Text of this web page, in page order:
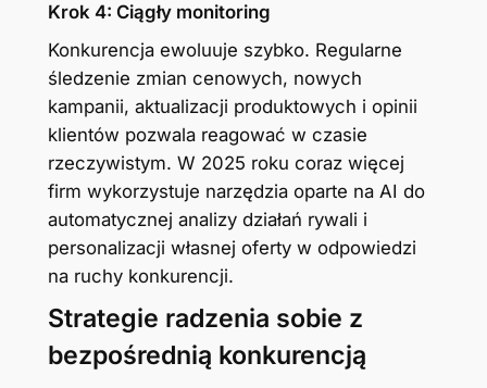
Krok 4: Ciągły monitoring
Konkurencja ewoluuje szybko. Regularne
śledzenie zmian cenowych, nowych
kampanii, aktualizacji produktowych i opinii
klientów pozwala reagować w czasie
rzeczywistym. W 2025 roku coraz więcej
firm wykorzystuje narzędzia oparte na AI do
automatycznej analizy działań rywali i
personalizacji własnej oferty w odpowiedzi
na ruchy konkurencji.
Strategie radzenia sobie z
bezpośrednią konkurencją